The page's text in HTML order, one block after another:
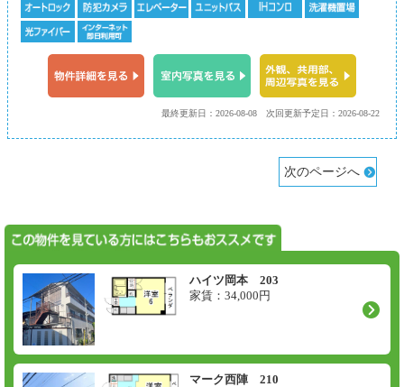
次回更新予定日：2026-08-22
最終更新日：2026-08-08
次のページへ
ハイツ岡本 203
家賃： 34,000 円
マーク西陣 210